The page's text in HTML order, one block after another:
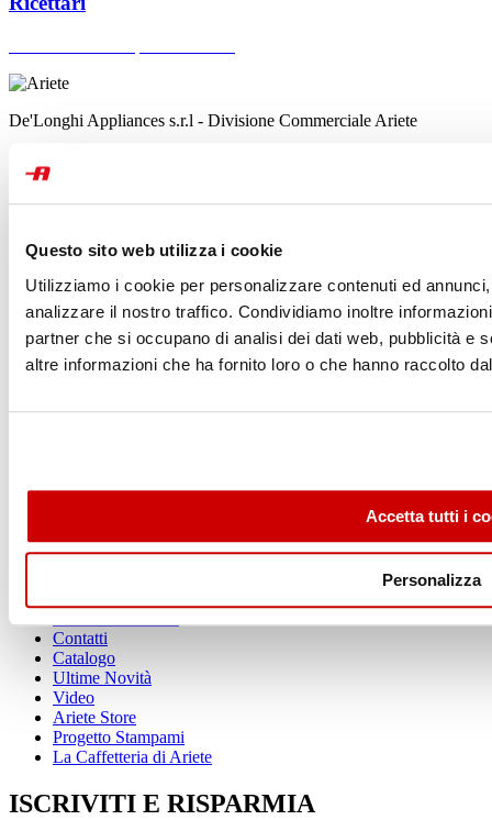
Questo sito web utilizza i cookie
Utilizziamo i cookie per personalizzare contenuti ed
analizzare il nostro traffico. Condividiamo inoltre
partner che si occupano di analisi dei dati web, pubblicità e
altre informazioni che ha fornito loro o che hanno raccolto
Accetta tutti i
Personalizza
De'Longhi Appliances s.r.l - Divisione Commerciale Ariete
IL MONDO ARIETE
Friggitrici ad aria New
Stiro
Positano New
CapriNew
Moderna
ESPLORA
Contatti
Catalogo
Ultime Novità
Video
Ariete Store
Progetto Stampami
La Caffetteria di Ariete
ISCRIVITI E RISPARMIA